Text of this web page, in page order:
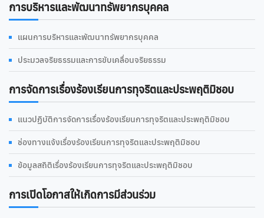
การบริหารและพัฒนาทรัพยากรบุคคล
แผนการบริหารและพัฒนาทรัพยากรบุคคล
ประมวลจริยธรรมและการขับเคลื่อนจริยธรรม
การจัดการเรื่องร้องเรียนการทุจริตและประพฤติมิชอบ
แนวปฏิบัติการจัดการเรื่องร้องเรียนการทุจริตและประพฤติมิชอบ
ช่องทางแจ้งเรื่องร้องเรียนการทุจริตและประพฤติมิชอบ
ข้อมูลสถิติเรื่องร้องเรียนการทุจริตและประพฤติมิชอบ
การเปิดโอกาสให้เกิดการมีส่วนร่วม